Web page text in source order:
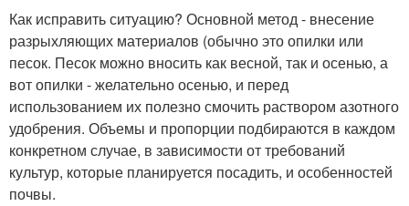
Как исправить ситуацию? Основной метод - внесение
разрыхляющих материалов (обычно это опилки или
песок. Песок можно вносить как весной, так и осенью, а
вот опилки - желательно осенью, и перед
использованием их полезно смочить раствором азотного
удобрения. Объемы и пропорции подбираются в каждом
конкретном случае, в зависимости от требований
культур, которые планируется посадить, и особенностей
почвы.